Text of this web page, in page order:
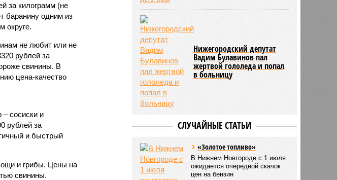
за килограмм (не
баранину одним из
округе.
не любит или не
рублей за
свинины. В
цена-качество
сосиски и
рублей за
и быстрый
и грибы. Цены на
свинины.
Нижегородский депутат
Вадим Булавинов пал
жертвой гололеда и попал
в больницу
СЛУЧАЙНЫЕ СТАТЬИ
«Золотое топливо»
В Нижнем Новгороде с 1 июля
ожидается очередной скачок
цен на бензин